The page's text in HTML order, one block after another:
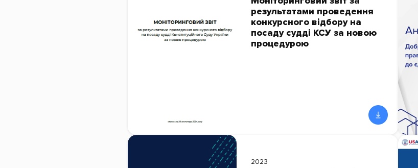
результатами проведення
конкурсного відбору на
посаду судді КСУ за новою
процедурою
2023